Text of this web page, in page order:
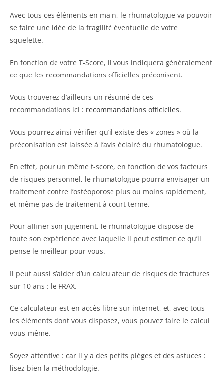
Avec tous ces éléments en main, le rhumatologue va pouvoir
se faire une idée de la fragilité éventuelle de votre
squelette.
En fonction de votre T-Score, il vous indiquera généralement
ce que les recommandations officielles préconisent.
Vous trouverez d’ailleurs un résumé de ces
recommandations ici : recommandations officielles.
Vous pourrez ainsi vérifier qu’il existe des « zones » où la
préconisation est laissée à l’avis éclairé du rhumatologue.
En effet, pour un même t-score, en fonction de vos facteurs
de risques personnel, le rhumatologue pourra envisager un
traitement contre l’ostéoporose plus ou moins rapidement,
et même pas de traitement à court terme.
Pour affiner son jugement, le rhumatologue dispose de
toute son expérience avec laquelle il peut estimer ce qu’il
pense le meilleur pour vous.
Il peut aussi s’aider d’un calculateur de risques de fractures
sur 10 ans : le FRAX.
Ce calculateur est en accès libre sur internet, et, avec tous
les éléments dont vous disposez, vous pouvez faire le calcul
vous-même.
Soyez attentive : car il y a des petits pièges et des astuces :
lisez bien la méthodologie.